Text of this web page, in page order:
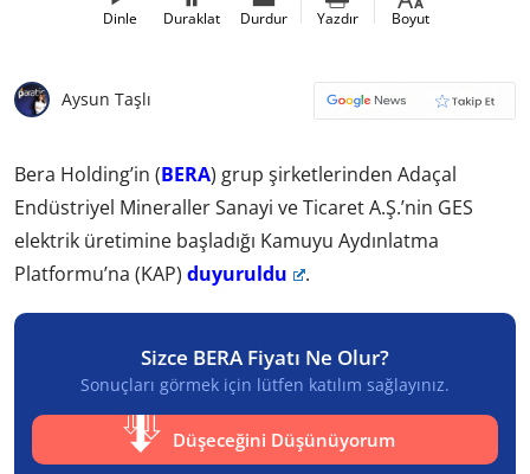
Dinle Duraklat Durdur Yazdır Boyut
Aysun Taşlı
Bera Holding’in (BERA) grup şirketlerinden Adaçal
Endüstriyel Mineraller Sanayi ve Ticaret A.Ş.’nin GES
elektrik üretimine başladığı Kamuyu Aydınlatma
Platformu’na (KAP) duyuruldu .
Sizce BERA Fiyatı Ne Olur?
Sonuçları görmek için lütfen katılım sağlayınız.
Düşeceğini Düşünüyorum